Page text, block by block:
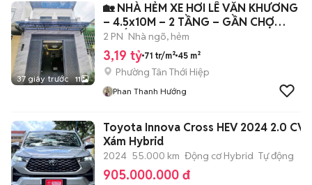
37 giây trước 11
🏡 NHÀ HẺM XE HƠI LÊ VĂN KHƯƠNG
– 4.5x10M – 2 TẦNG – GẦN CHỢ
THIẾC – 3.
2 PN Nhà ngõ, hẻm
3,19 tỷ 71 tr/m² 45 m²
Phường Tân Thới Hiệp
Phan Thanh Hướng
Toyota Innova Cross HEV 2024 2.0 CVT
Xám Hybrid
2024 55.000 km Động cơ Hybrid Tự động
905.000.000 đ